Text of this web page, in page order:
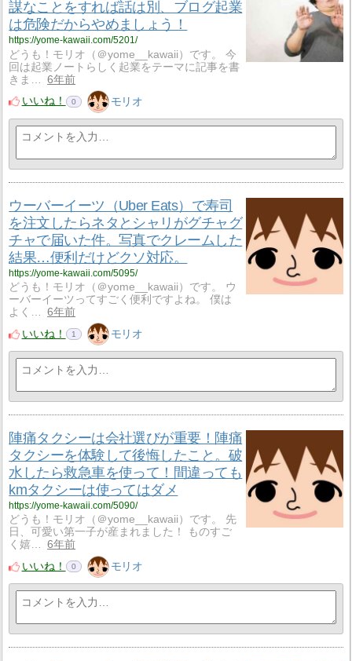
謀なことをすれば話は別、ブログ起業
は危険だからやめましょう！
https://yome-kawaii.com/5201/
どうも！モリオ（＠yome__kawaii）です。 今
回は起業ノートらしく起業をテーマに記事を書
きま…
6年前
いいね！
0 モリオ
ウーバーイーツ（Uber Eats）で寿司
を注文したらネタとシャリがグチャグ
チャで届いた件。写真でクレームした
結果…便利だけどクソ対応。
https://yome-kawaii.com/5095/
どうも！モリオ（＠yome__kawaii）です。 ウ
ーバーイーツってすごく便利ですよね。 僕は
よく…
6年前
いいね！
1 モリオ
陣痛タクシーは会社選びが重要！陣痛
タクシーを体験して後悔したこと。破
水したら救急車を使って！間違っても
kmタクシーは使ってはダメ
https://yome-kawaii.com/5090/
どうも！モリオ（＠yome__kawaii）です。 先
日、可愛い第一子が産まれました！ ものすご
く嬉…
6年前
いいね！
0 モリオ